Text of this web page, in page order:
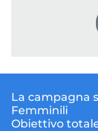
La campagna
Femminili
Obiettivo